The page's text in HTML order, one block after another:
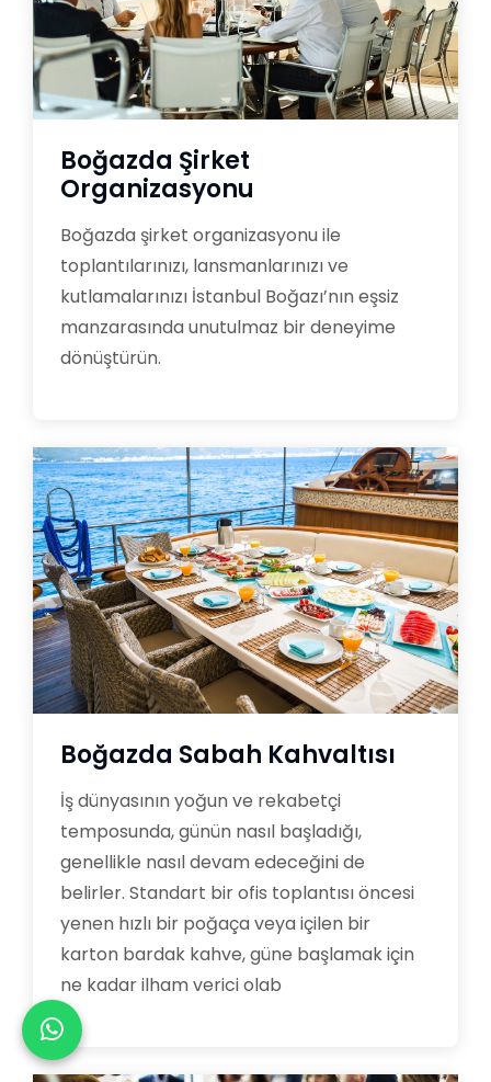
Boğazda Şirket
Organizasyonu
Boğazda şirket organizasyonu ile
toplantılarınızı, lansmanlarınızı ve
kutlamalarınızı İstanbul Boğazı’nın eşsiz
manzarasında unutulmaz bir deneyime
dönüştürün.
Boğazda Sabah Kahvaltısı
İş dünyasının yoğun ve rekabetçi
temposunda, günün nasıl başladığı,
genellikle nasıl devam edeceğini de
belirler. Standart bir ofis toplantısı öncesi
yenen hızlı bir poğaça veya içilen bir
karton bardak kahve, güne başlamak için
ne kadar ilham verici olab